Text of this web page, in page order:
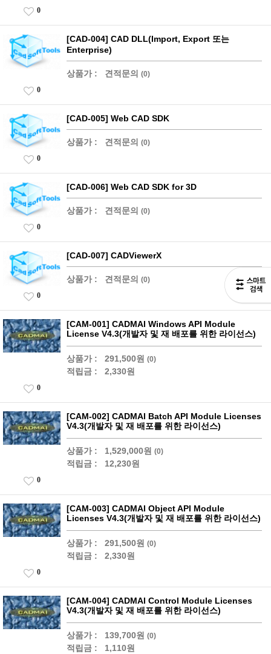
0
[CAD-004] CAD DLL(Import, Export 또는
Enterprise)
상품가 : 견적문의 (0)
0
[CAD-005] Web CAD SDK
상품가 : 견적문의 (0)
0
[CAD-006] Web CAD SDK for 3D
상품가 : 견적문의 (0)
0
[CAD-007] CADViewerX
상품가 : 견적문의 (0)
0
[CAM-001] CADMAI Windows API Module
License V4.3(개발자 및 재 배포를 위한 라이선스)
상품가 : 291,500원 (0)
적립금 : 2,330원
0
[CAM-002] CADMAI Batch API Module Licenses
V4.3(개발자 및 재 배포를 위한 라이선스)
상품가 : 1,529,000원 (0)
적립금 : 12,230원
0
[CAM-003] CADMAI Object API Module
Licenses V4.3(개발자 및 재 배포를 위한 라이선스)
상품가 : 291,500원 (0)
적립금 : 2,330원
0
[CAM-004] CADMAI Control Module Licenses
V4.3(개발자 및 재 배포를 위한 라이선스)
상품가 : 139,700원 (0)
적립금 : 1,110원